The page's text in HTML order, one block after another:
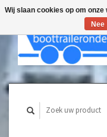
Wij slaan cookies op om
Nee